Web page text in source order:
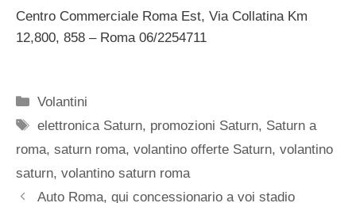
Centro Commerciale Roma Est, Via Collatina Km
12,800, 858 – Roma 06/2254711
Categorie
Volantini
Tag
elettronica Saturn, promozioni Saturn, Saturn a
roma, saturn roma, volantino offerte Saturn, volantino
saturn, volantino saturn roma
Auto Roma, qui concessionario a voi stadio